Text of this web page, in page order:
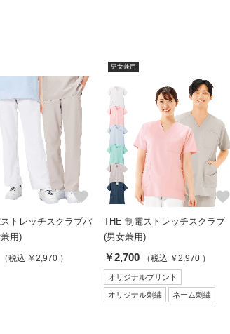
favorite
トレッチスクラブパ
用)
（税込 ￥2,970 ）
男女兼用
favorite
THE 制電ストレッチスクラブ
(男女兼用)
￥2,700 （税込 ￥2,970 ）
オリジナルプリント
オリジナル刺繍 ネーム刺繍